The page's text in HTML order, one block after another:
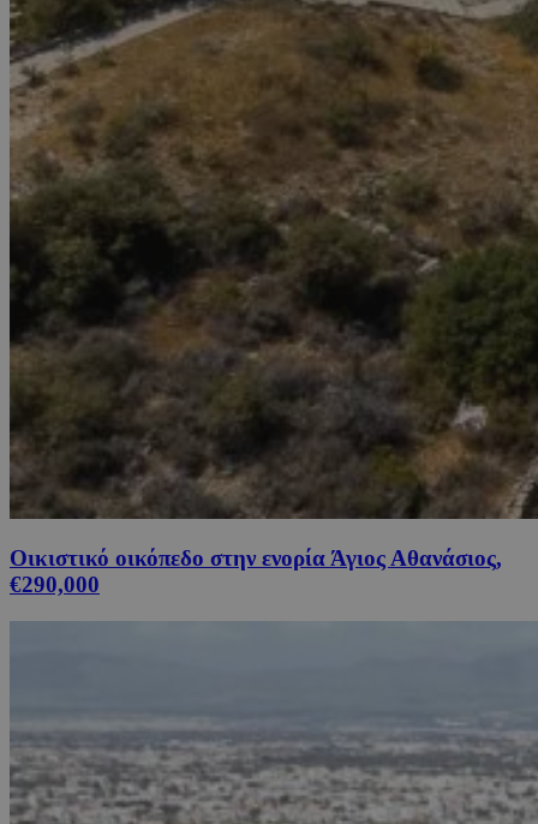
Οικιστικό οικόπεδο στην ενορία Άγιος Αθανάσιος,
€290,000